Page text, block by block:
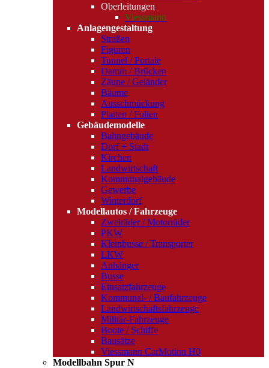
Oberleitungen
Viessmann
Anlagengestaltung
Straßen
Figuren
Tunnel / Portale
Damm / Brücken
Zäune / Geländer
Bäume
Ausschmückung
Platten / Folien
Gebäudemodelle
Bahngebäude
Dorf + Stadt
Kirchen
Landwirtschaft
Kommunalgebäude
Gewerbe
Winterdorf
Modellautos / Fahrzeuge
Zweiräder / Motorräder
PKW
Kleinbusse / Transporter
LKW
Anhänger
Busse
Einsatzfahrzeuge
Kommunal- / Baufahrzeuge
Landwirtschaftsfahrzeuge
Militär-Fahrzeuge
Boote / Schiffe
Bausätze
Viessmann CarMotion H0
Modellbahn Spur N